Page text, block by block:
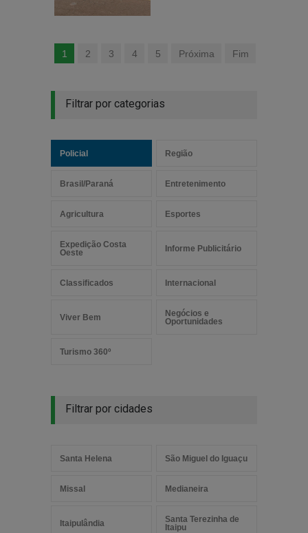
1 2 3 4 5 Próxima Fim
Filtrar por categorias
Policial Região
Brasil/Paraná Entretenimento
Agricultura Esportes
Expedição Costa
Oeste
Informe Publicitário
Classificados Internacional
Viver Bem
Negócios e
Oportunidades
Turismo 360º
Filtrar por cidades
Santa Helena São Miguel do Iguaçu
Missal Medianeira
Itaipulândia
Santa Terezinha de
Itaipu